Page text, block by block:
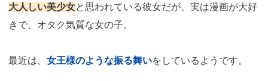
大人しい美少女と思われている彼女だが、実は漫画が大好
きで、オタク気質な女の子。
最近は、 女王様のような振る舞いをしているようです。